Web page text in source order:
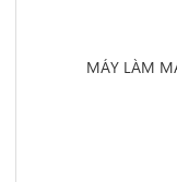
https://
MÁY LÀM